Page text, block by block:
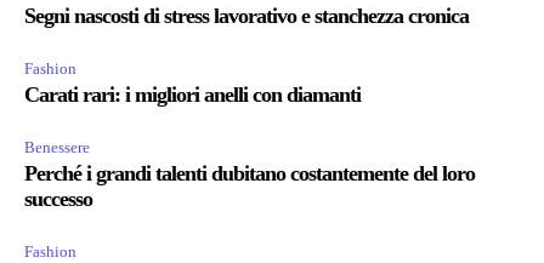
Segni nascosti di stress lavorativo e stanchezza cronica
Fashion
Carati rari: i migliori anelli con diamanti
Benessere
Perché i grandi talenti dubitano costantemente del loro
successo
Fashion